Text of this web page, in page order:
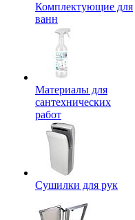
Комплектующие для
ванн
Материалы для
сантехнических
работ
Сушилки для рук